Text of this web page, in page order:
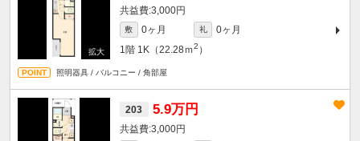
3,000円
敷 0ヶ月 礼
0ヶ月
1階 1K（22.28ｍ2 ）
照明器具 / バルコニー / 角部屋
203 5.9万円
3,000円